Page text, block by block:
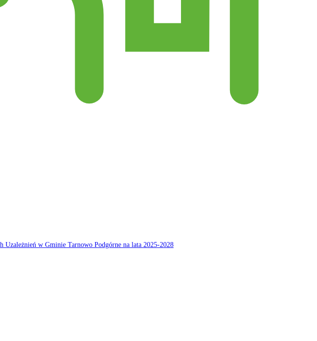
w Gminie Tarnowo Podgórne na lata 2025-2028